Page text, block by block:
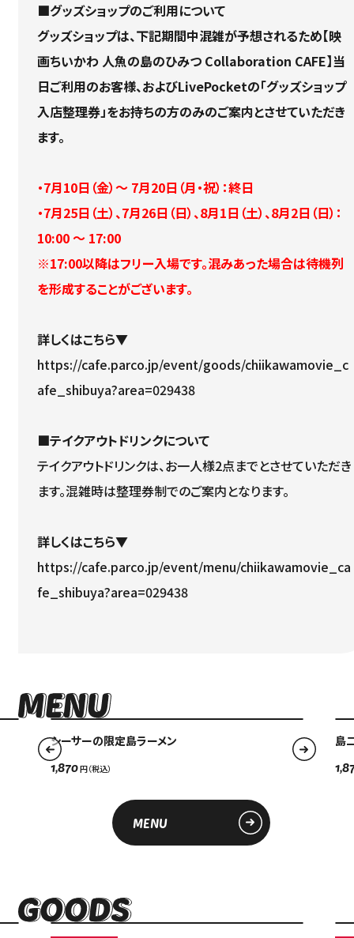
オンラインショップ
FAQ
FAQ
English
■グッズショップのご利用について
グッズショップは、下記期間中混雑が予想されるため【映
画ちいかわ 人魚の島のひみつ Collaboration CAFE】当
日ご利用のお客様、およびLivePocketの「グッズショップ
入店整理券」をお持ちの方のみのご案内とさせていただき
ます。
・7月10日（金）～ 7月20日（月・祝）：終日
・7月25日（土）、7月26日（日）、8月1日（土）、8月2日（日）：
10:00 ～ 17:00
※17:00以降はフリー入場です。混みあった場合は待機列
を形成することがございます。
詳しくはこちら▼
https://cafe.parco.jp/event/goods/chiikawamovie_c
afe_shibuya?area=029438
■テイクアウトドリンクについて
テイクアウトドリンクは、お一人様2点までとさせていただき
ます。混雑時は整理券制でのご案内となります。
詳しくはこちら▼
https://cafe.parco.jp/event/menu/chiikawamovie_ca
fe_shibuya?area=029438
シーサーの限定島ラーメン
1,870
島
MENU